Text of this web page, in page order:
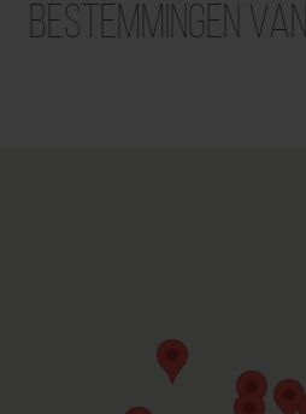
Bestemmingen